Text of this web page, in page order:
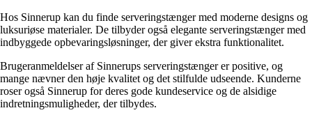
Hos Sinnerup kan du finde serveringstænger med moderne designs og
luksuriøse materialer. De tilbyder også elegante serveringstænger med
indbyggede opbevaringsløsninger, der giver ekstra funktionalitet.
Brugeranmeldelser af Sinnerups serveringstænger er positive, og
mange nævner den høje kvalitet og det stilfulde udseende. Kunderne
roser også Sinnerup for deres gode kundeservice og de alsidige
indretningsmuligheder, der tilbydes.